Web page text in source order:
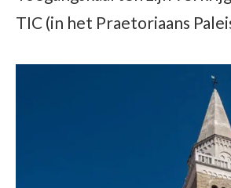
TIC (in het Praetoriaans